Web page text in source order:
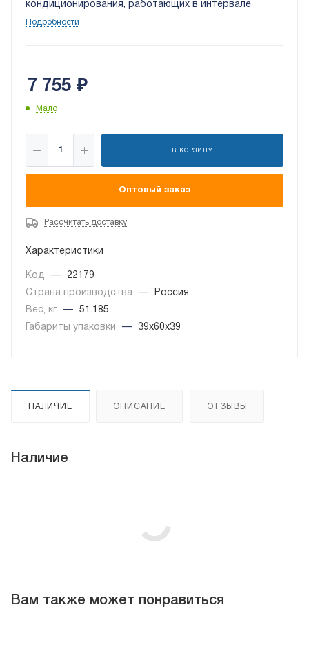
кондиционирования, работающих в интервале
температур от -65 до +118°С. В таре 50 кг.
Подробности
7 755 ₽
Мало
В КОРЗИНУ
Оптовый заказ
Рассчитать доставку
Характеристики
Код —
22179
Страна производства
—
Россия
Вес, кг
—
51.185
Габариты упаковки
— 39x60x39
НАЛИЧИЕ ОПИСАНИЕ ОТЗЫВЫ
Наличие
Вам также может понравиться